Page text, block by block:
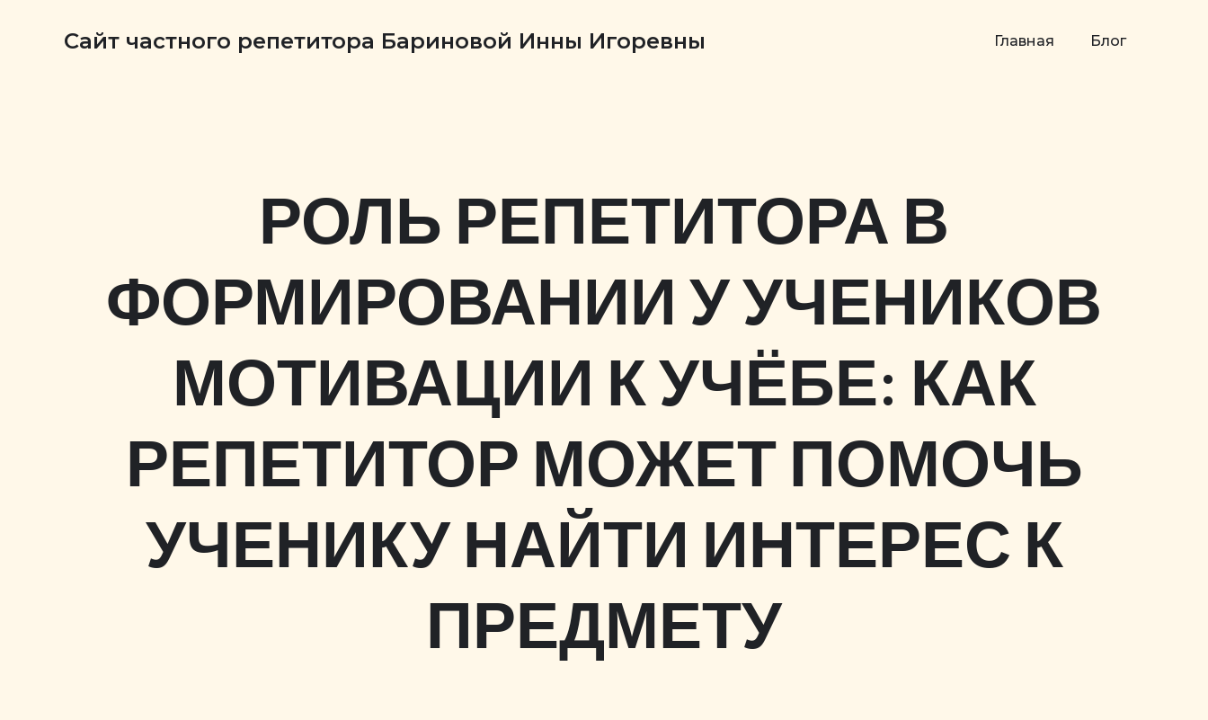
Сайт частного репетитора Бариновой Инны Игоревны Главная Блог
РОЛЬ РЕПЕТИТОРА В
ФОРМИРОВАНИИ У УЧЕНИКОВ
МОТИВАЦИИ К УЧЁБЕ: КАК
РЕПЕТИТОР МОЖЕТ ПОМОЧЬ
УЧЕНИКУ НАЙТИ ИНТЕРЕС К
ПРЕДМЕТУ